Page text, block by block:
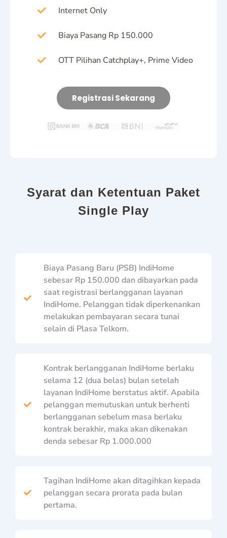
Internet Only
Biaya Pasang Rp 150.000
OTT Pilihan Catchplay+, Prime Video
Registrasi Sekarang
Syarat dan Ketentuan Paket
Single Play
Biaya Pasang Baru (PSB) IndiHome
sebesar Rp 150.000 dan dibayarkan pada
saat registrasi berlangganan layanan
IndiHome. Pelanggan tidak diperkenankan
melakukan pembayaran secara tunai
selain di Plasa Telkom.
Kontrak berlangganan IndiHome berlaku
selama 12 (dua belas) bulan setelah
layanan IndiHome berstatus aktif. Apabila
pelanggan memutuskan untuk berhenti
berlangganan sebelum masa berlaku
kontrak berakhir, maka akan dikenakan
denda sebesar Rp 1.000.000
Tagihan IndiHome akan ditagihkan kepada
pelanggan secara prorata pada bulan
pertama.